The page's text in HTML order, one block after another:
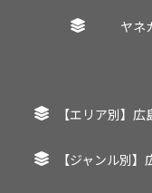
ヤネ
【エリア別】
【ジャンル別